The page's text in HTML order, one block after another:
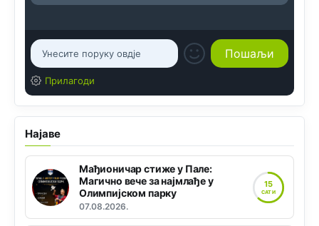
Прилагоди
Најаве
Мађионичар стиже у Пале:
Магично вече за најмлађе у
Олимпијском парку
07.08.2026.
15
САТИ